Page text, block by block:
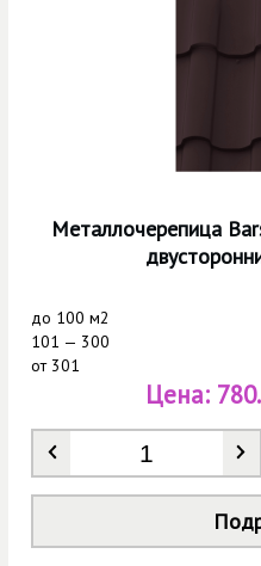
Металлочерепица
до 100 м2
101 — 300
от301
Количество
Цена: